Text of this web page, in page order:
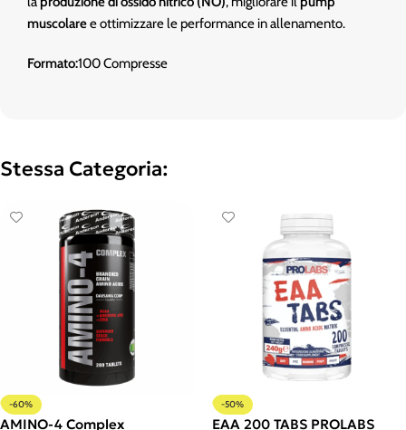
muscolaree ottimizzare le performance in allenamento.
Formato:100 Compresse
Stessa Categoria:
-60%
AMINO-4 Complex
-50%
EAA 200 TABS PROLABS